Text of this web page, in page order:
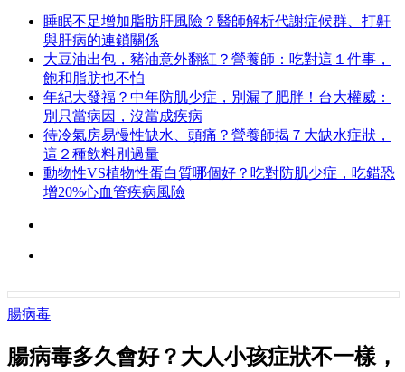
睡眠不足增加脂肪肝風險？醫師解析代謝症候群、打鼾
與肝病的連鎖關係
大豆油出包，豬油意外翻紅？營養師：吃對這１件事，
飽和脂肪也不怕
年紀大發福？中年防肌少症，別漏了肥胖！台大權威：
別只當病因，沒當成疾病
待冷氣房易慢性缺水、頭痛？營養師揭７大缺水症狀，
這２種飲料別過量
動物性VS植物性蛋白質哪個好？吃對防肌少症，吃錯恐
增20%心血管疾病風險
腸病毒
腸病毒多久會好？大人小孩症狀不一樣，